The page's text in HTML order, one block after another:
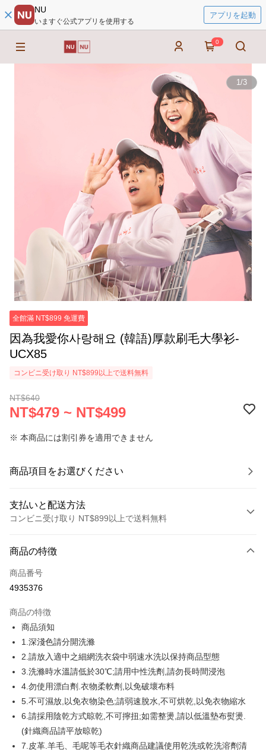
NU
いますぐ公式アプリを使用する
アプリを起動
0
1/3
全館滿 NT$899 免運費
因為我愛你사랑해요 (韓語)厚款刷毛大學衫-
UCX85
コンビニ受け取り NT$899以上で送料無料
NT$640
NT$479 ~ NT$499
※ 本商品には割引券を適用できません
商品項目をお選びください
支払いと配送方法
コンビニ受け取り NT$899以上で送料無料
クレジットカード1回払い
クレジットカード分割払い
合作金庫商業銀行
華南商業銀行
上海商業儲蓄銀行
国泰世華商業銀行
兆豐國際商業銀行
台湾中小企業銀行
台中商業銀行
聯邦商業銀行
遠東国際商業銀行
元大商業銀行
永豐商業銀行
玉山商業銀行
星展(台湾)商業銀行
台新國際商業銀行
台湾楽天クレジットカード会社
6回払い、金利0、毎回
華南商業銀行
上海商業儲蓄銀行
台北富邦商業銀行
国泰世華商業銀行
兆豐國際商業銀行
台湾中小企業銀行
台中商業銀行
HSBC(台湾)商業銀行
華泰商業銀行
元大商業銀行
永豐商業銀行
玉山商業銀行
台新國際商業銀行
中国信託商業銀行
12回払い、金利0、毎回
合作金庫商業銀行
第一商業銀行
上海商業儲蓄銀行
台北富邦商業銀行
国泰世華商業銀行
兆豐國際商業銀行
台湾中小企業銀行
台中商業銀行
HSBC(台湾)商業銀行
華泰商業銀行
聯邦商業銀行
玉山商業銀行
星展(台湾)商業銀行
コンビニ店頭代金引換
LINE Pay
Apple Pay
JKOPAY
Easy Wallet
商品の特徴
商品番号
4935376
商品の特徴
商品須知
1.深淺色請分開洗滌
2.請放入適中之細網洗衣袋中弱速水洗以保持商品型態
3.洗滌時水溫請低於30℃;請用中性洗劑,請勿長時間浸泡
4.勿使用漂白劑.衣物柔軟劑,以免破壞布料
5.不可濕放,以免衣物染色;請弱速脫水,不可烘乾,以免衣物縮水
6.請採用陰乾方式晾乾,不可擰扭;如需整燙,請以低溫墊布熨燙.
(針織商品請平放晾乾)
7.皮革.羊毛、毛呢等毛衣針織商品建議使用乾洗或乾洗溶劑清